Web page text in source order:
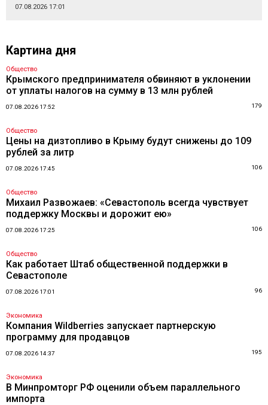
07.08.2026 17:01
Картина дня
Общество
Крымского предпринимателя обвиняют в уклонении
от уплаты налогов на сумму в 13 млн рублей
07.08.2026 17:52 179
Общество
Цены на дизтопливо в Крыму будут снижены до 109
рублей за литр
07.08.2026 17:45 106
Общество
Михаил Развожаев: «Севастополь всегда чувствует
поддержку Москвы и дорожит ею»
07.08.2026 17:25 106
Общество
Как работает Штаб общественной поддержки в
Севастополе
07.08.2026 17:01 96
Экономика
Компания Wildberries запускает партнерскую
программу для продавцов
07.08.2026 14:37 195
Экономика
В Минпромторг РФ оценили объем параллельного
импорта